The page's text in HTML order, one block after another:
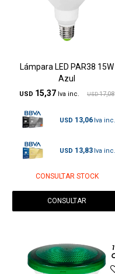
Lámpara LED PAR38 15W
Azul
USD 15,37 USD 17,08
USD 13,06
USD 13,83
CONSULTAR STOCK
CONSULTAR